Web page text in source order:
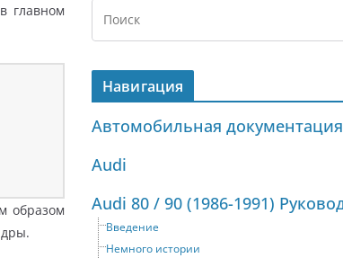
главном
образом
Навигация
Автомобильная документация
Audi
Введение
Немного истории